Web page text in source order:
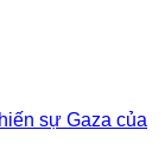
sự Gaza của